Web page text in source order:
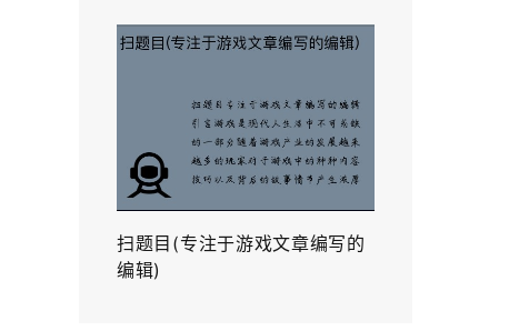
扫题目(专注于游戏文章编写的
编辑)